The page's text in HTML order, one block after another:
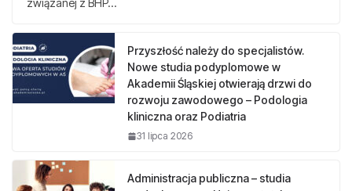
związanej z BHP…
Przyszłość należy do specjalistów.
Nowe studia podyplomowe w
Akademii Śląskiej otwierają drzwi do
rozwoju zawodowego – Podologia
kliniczna oraz Podiatria
31 lipca 2026
Administracja publiczna – studia